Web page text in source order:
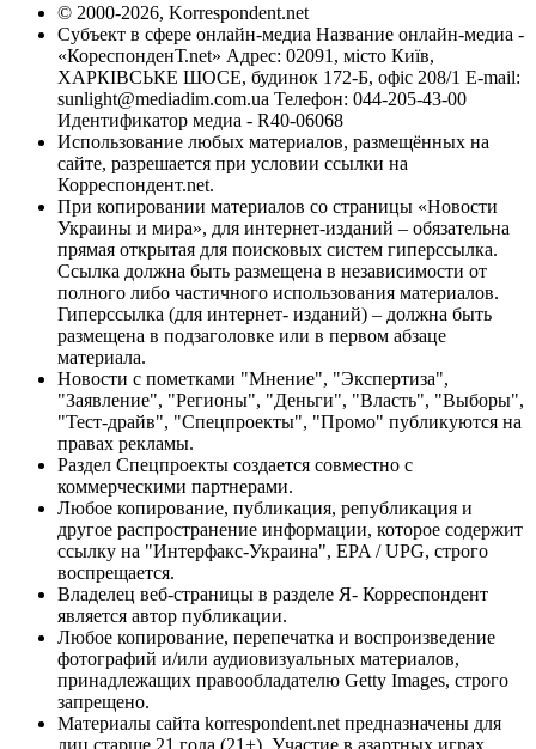
© 2000-2026, Korrespondent.net
Субъект в сфере онлайн-медиа Название онлайн-медиа -
«КореспонденТ.net» Адрес: 02091, місто Київ,
ХАРКІВСЬКЕ ШОСЕ, будинок 172-Б, офіс 208/1 E-mail:
sunlight@mediadim.com.ua Телефон: 044-205-43-00
Идентификатор медиа - R40-06068
Использование любых материалов, размещённых на
сайте, разрешается при условии ссылки на
Корреспондент.net.
При копировании материалов со страницы «Новости
Украины и мира», для интернет-изданий – обязательна
прямая открытая для поисковых систем гиперссылка.
Ссылка должна быть размещена в независимости от
полного либо частичного использования материалов.
Гиперссылка (для интернет- изданий) – должна быть
размещена в подзаголовке или в первом абзаце
материала.
Новости с пометками "Мнение", "Экспертиза",
"Заявление", "Регионы", "Деньги", "Власть", "Выборы",
"Тест-драйв", "Спецпроекты", "Промо" публикуются на
правах рекламы.
Раздел Спецпроекты создается совместно с
коммерческими партнерами.
Любое копирование, публикация, републикация и
другое распространение информации, которое содержит
ссылку на "Интерфакс-Украина", EPA / UPG, строго
воспрещается.
Владелец веб-страницы в разделе Я- Корреспондент
является автор публикации.
Любое копирование, перепечатка и воспроизведение
фотографий и/или аудиовизуальных материалов,
принадлежащих правообладателю Getty Images, строго
запрещено.
Материалы сайта korrespondent.net предназначены для
лиц старше 21 года (21+). Участие в азартных играх